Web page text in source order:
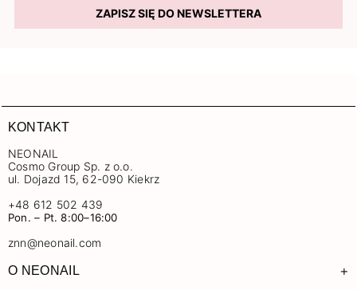
ZAPISZ SIĘ DO NEWSLETTERA
KONTAKT
NEONAIL
Cosmo Group Sp. z o.o.
ul. Dojazd 15, 62-090 Kiekrz
+48 612 502 439
Pon. – Pt. 8:00–16:00
znn@neonail.com
O NEONAIL +